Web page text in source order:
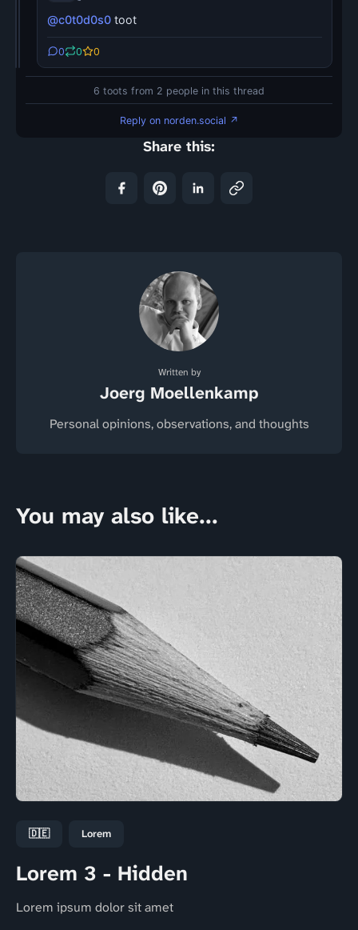
@c0t0d0s0 toot
0 0 0
6 toots from 2 people in this thread
Reply on norden.social ↗
Share this:
Written by
Joerg Moellenkamp
Personal opinions, observations, and thoughts
You may also like...
🇩🇪 Lorem
Lorem 3 - Hidden
Lorem ipsum dolor sit amet